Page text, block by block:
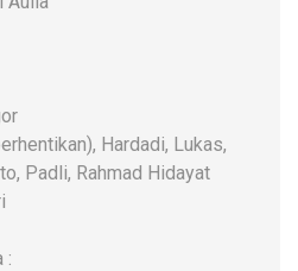
Hardadi, Lukas,
Padli, Rahmad Hidayat
: